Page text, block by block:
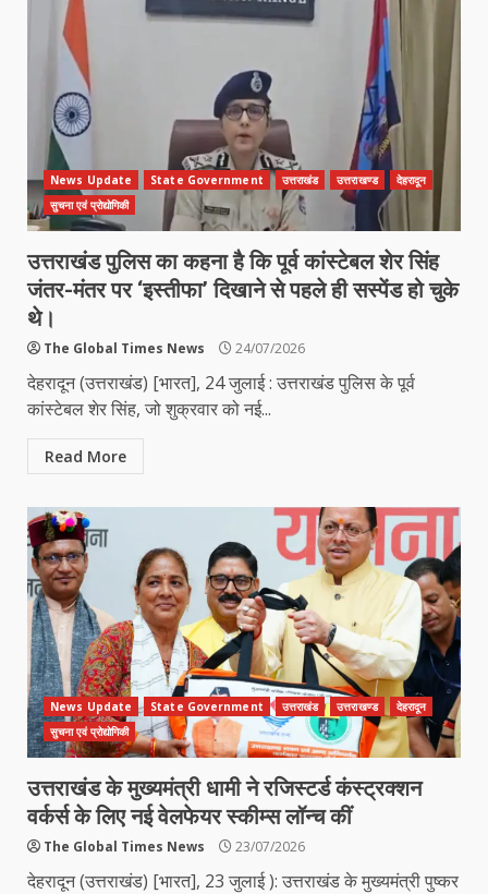
News Update State Government उत्तराखंड उत्तराखण्ड
देहरादून
सुचना एवं प्रोद्योगिकी
उत्तराखंड पुलिस का कहना है कि पूर्व कांस्टेबल शेर सिंह
जंतर-मंतर पर ‘इस्तीफा’ दिखाने से पहले ही सस्पेंड हो चुके
थे।
The Global Times News 24/07/2026
देहरादून (उत्तराखंड) [भारत], 24 जुलाई : उत्तराखंड पुलिस के पूर्व
कांस्टेबल शेर सिंह, जो शुक्रवार को नई...
Read More
News Update State Government उत्तराखंड उत्तराखण्ड
देहरादून
सुचना एवं प्रोद्योगिकी
उत्तराखंड के मुख्यमंत्री धामी ने रजिस्टर्ड कंस्ट्रक्शन
वर्कर्स के लिए नई वेलफेयर स्कीम्स लॉन्च कीं
The Global Times News 23/07/2026
देहरादून (उत्तराखंड) [भारत], 23 जुलाई ): उत्तराखंड के मुख्यमंत्री पुष्कर